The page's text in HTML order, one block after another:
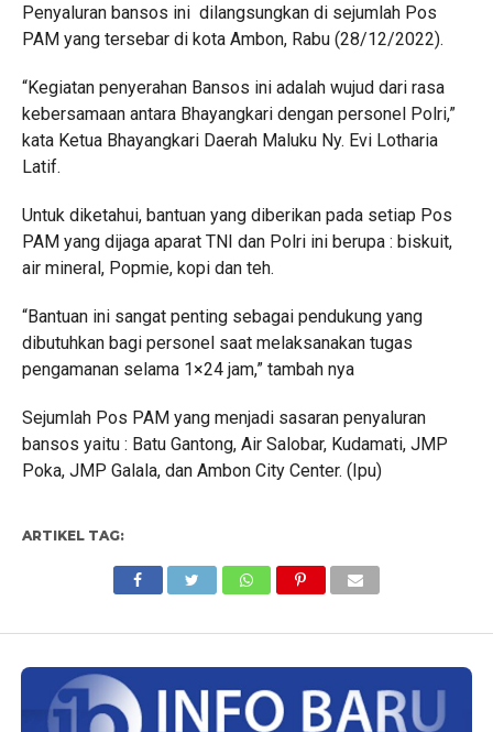
Penyaluran bansos ini dilangsungkan di sejumlah Pos
PAM yang tersebar di kota Ambon, Rabu (28/12/2022).
“Kegiatan penyerahan Bansos ini adalah wujud dari rasa
kebersamaan antara Bhayangkari dengan personel Polri,”
kata Ketua Bhayangkari Daerah Maluku Ny. Evi Lotharia
Latif.
Untuk diketahui, bantuan yang diberikan pada setiap Pos
PAM yang dijaga aparat TNI dan Polri ini berupa : biskuit,
air mineral, Popmie, kopi dan teh.
“Bantuan ini sangat penting sebagai pendukung yang
dibutuhkan bagi personel saat melaksanakan tugas
pengamanan selama 1×24 jam,” tambah nya
Sejumlah Pos PAM yang menjadi sasaran penyaluran
bansos yaitu : Batu Gantong, Air Salobar, Kudamati, JMP
Poka, JMP Galala, dan Ambon City Center. (Ipu)
ARTIKEL TAG: